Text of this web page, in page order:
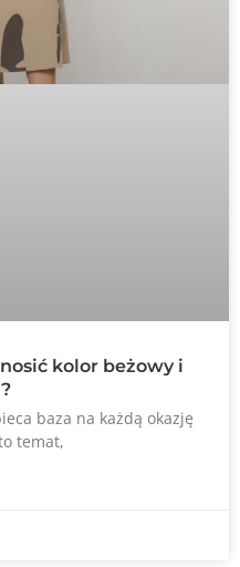
kolor beżowy i
baza na każdą okazję
temat,